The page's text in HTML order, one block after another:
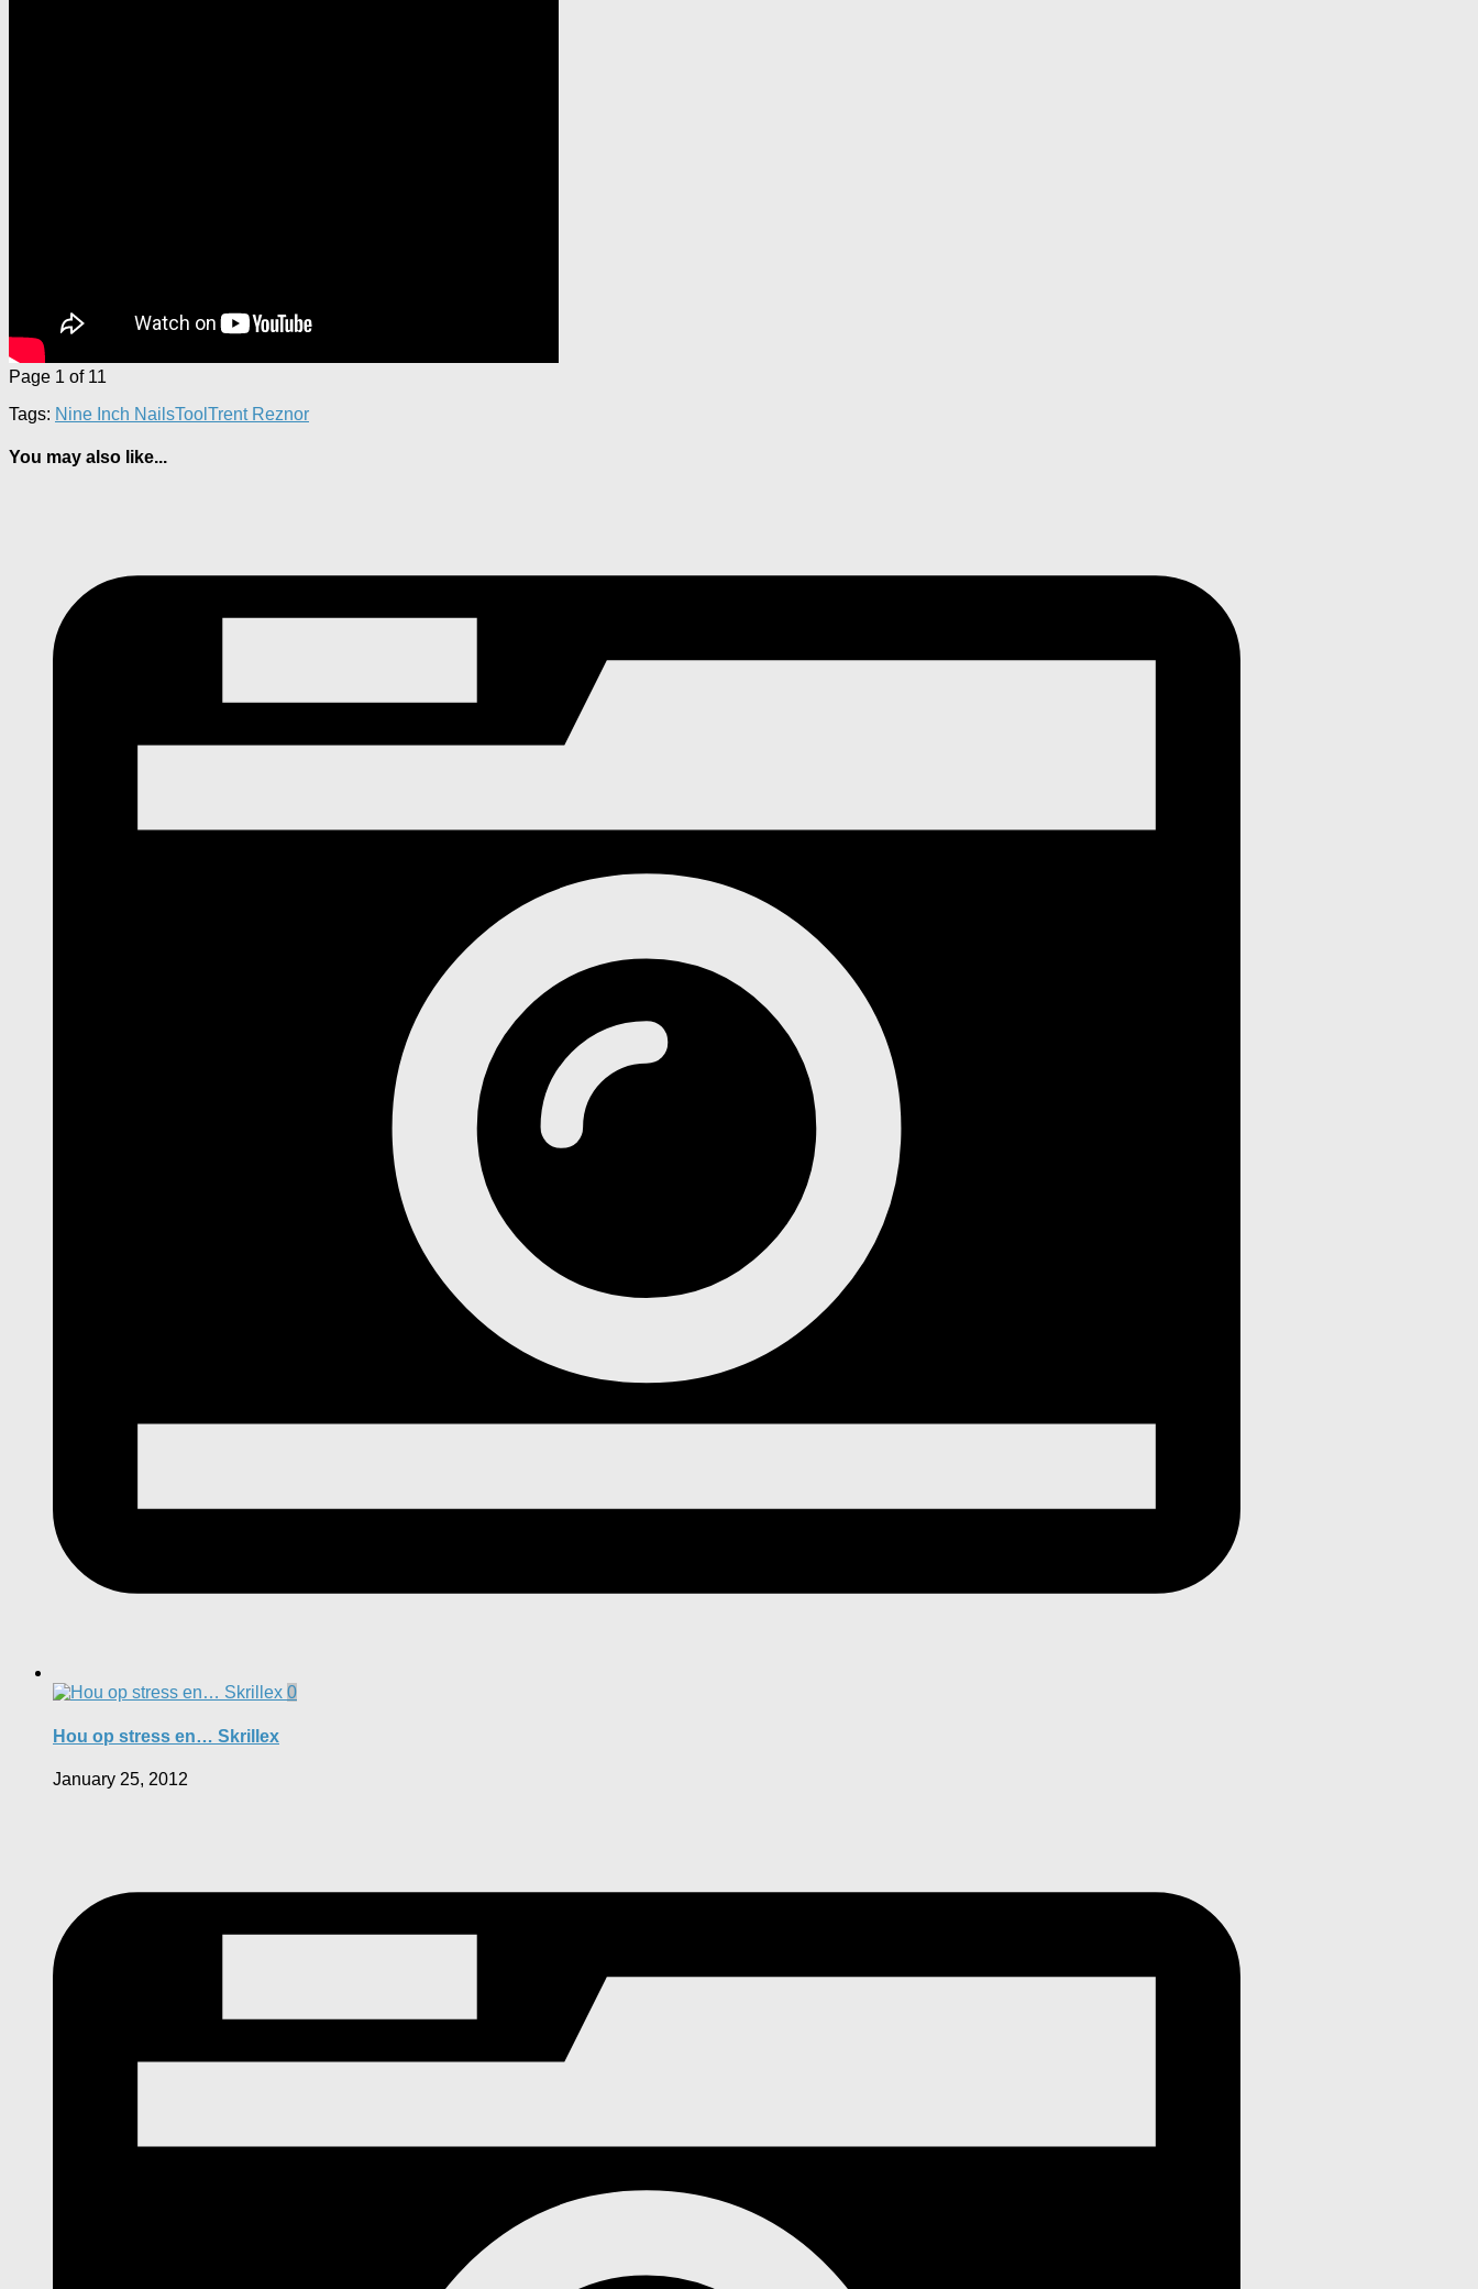
Page 1 of 11
Tags: Nine Inch NailsTool Trent Reznor
You may also like...
0
Hou op stress en… Skrillex
January 25, 2012